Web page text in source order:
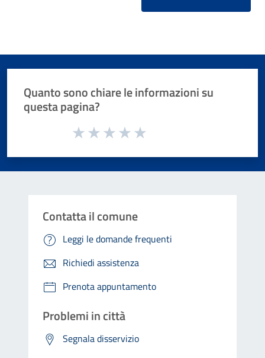
Quanto sono chiare le informazioni su
questa pagina?
Valuta da 1 a 5 stelle la pagina
Contatta il comune
Leggi le domande frequenti
Richiedi assistenza
Prenota appuntamento
Problemi in città
Segnala disservizio